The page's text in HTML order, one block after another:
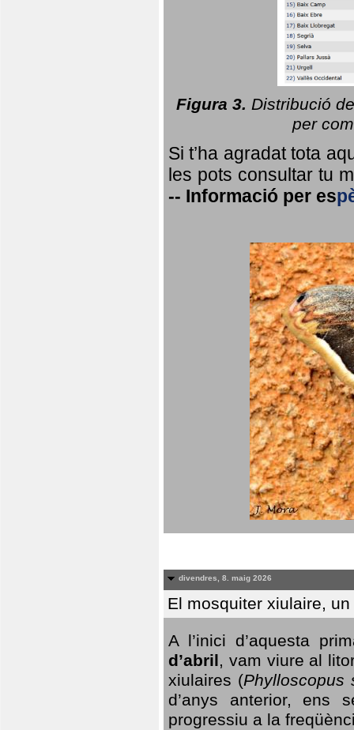
Figura 3. Distribució
per
Si t’ha agradat tota
les pots consultar tu
-- Informació per es
divendres, 8. maig 2026
El mosquiter xiulaire,
A l’inici d’aquesta
d’abril, vam viure al
xiulaires (Phylloscopus
d’anys anterior, ens
progressiu a la